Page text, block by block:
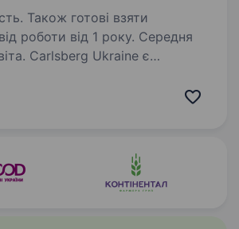
Також готові взяти
роботи від 1 року. Середня
є
у світі з великим портфелем